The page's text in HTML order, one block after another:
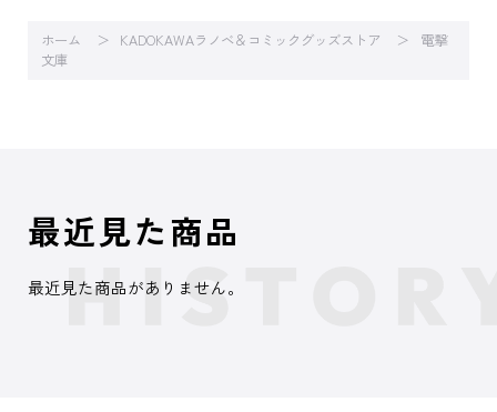
ホーム KADOKAWAラノベ＆コミックグッズストア
電撃
文庫
最近見た商品
最近見た商品がありません。